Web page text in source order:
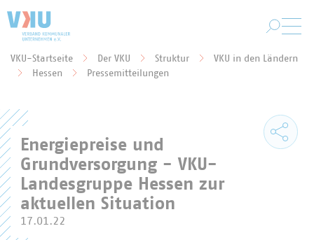
Sie befinden sich hier:
VKU-Startseite Der VKU Struktur
VKU in den Ländern
Hessen
Pressemitteilungen
Energiepreise und
Grundversorgung - VKU-
Landesgruppe Hessen zur
aktuellen Situation
17.01.22